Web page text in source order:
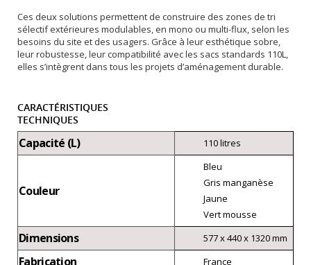
Ces deux solutions permettent de construire des zones de tri
sélectif extérieures modulables, en mono ou multi-flux, selon les
besoins du site et des usagers. Grâce à leur esthétique sobre,
leur robustesse, leur compatibilité avec les sacs standards 110L,
elles s’intègrent dans tous les projets d’aménagement durable.
CARACTÉRISTIQUES
TECHNIQUES
Capacité (L) 110 litres
Couleur
Bleu
Gris manganèse
Jaune
Vert mousse
Dimensions 577 x 440 x 1320 mm
Fabrication France